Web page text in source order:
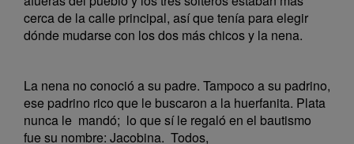
cerca de la calle principal, así que tenía para elegir
dónde mudarse con los dos más chicos y la nena.
La nena no conoció a su padre. Tampoco a su padrino,
ese padrino rico que le buscaron a la huerfanita. Plata
nunca le mandó; lo que sí le regaló en el bautismo
fue su nombre: Jacobina. Todos,